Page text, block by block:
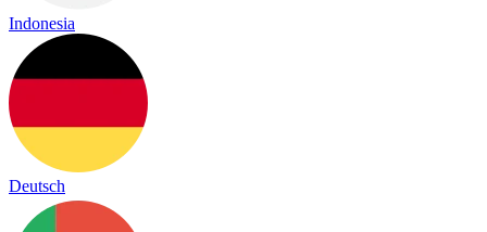
Indonesia
Deutsch